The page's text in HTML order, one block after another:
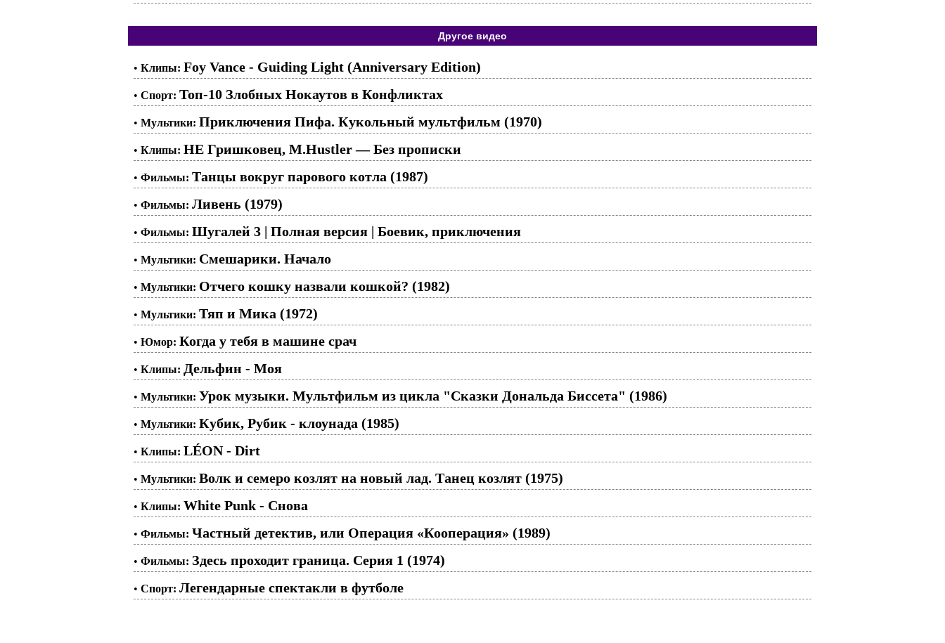
Другое видео
• Клипы: Foy Vance - Guiding Light (Anniversary Edition)
• Спорт: Топ-10 Злобных Нокаутов в Конфликтах
• Мультики: Приключения Пифа. Кукольный мультфильм (1970)
• Клипы: НЕ Гришковец, M.Hustler — Без прописки
• Фильмы: Танцы вокруг парового котла (1987)
• Фильмы: Ливень (1979)
• Фильмы: Шугалей 3 | Полная версия | Боевик, приключения
• Мультики: Смешарики. Начало
• Мультики: Отчего кошку назвали кошкой? (1982)
• Мультики: Тяп и Мика (1972)
• Юмор: Когда у тебя в машине срач
• Клипы: Дельфин - Моя
• Мультики: Урок музыки. Мультфильм из цикла "Сказки Дональда Биссета" (1986)
• Мультики: Кубик, Рубик - клоунада (1985)
• Клипы: LÉON - Dirt
• Мультики: Волк и семеро козлят на новый лад. Танец козлят (1975)
• Клипы: White Punk - Снова
• Фильмы: Частный детектив, или Операция «Кооперация» (1989)
• Фильмы: Здесь проходит граница. Серия 1 (1974)
• Спорт: Легендарные спектакли в футболе